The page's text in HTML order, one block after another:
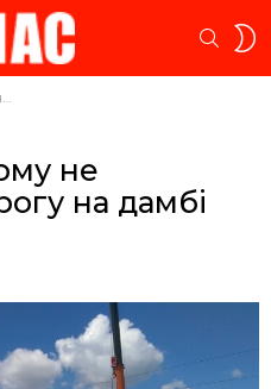
не
на дамбі